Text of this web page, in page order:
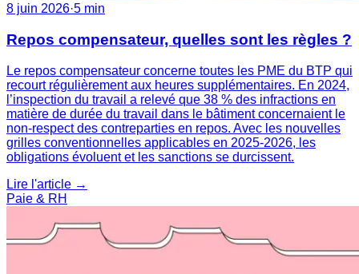
8 juin 2026·5 min
Repos compensateur, quelles sont les règles ?
Le repos compensateur concerne toutes les PME du BTP qui
recourt régulièrement aux heures supplémentaires. En 2024,
l’inspection du travail a relevé que 38 % des infractions en
matière de durée du travail dans le bâtiment concernaient le
non-respect des contreparties en repos. Avec les nouvelles
grilles conventionnelles applicables en 2025-2026, les
obligations évoluent et les sanctions se durcissent.
Lire l'article →
Paie & RH